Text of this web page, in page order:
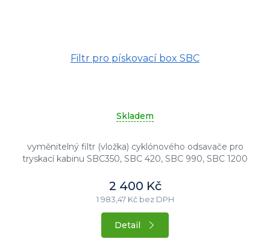
Filtr pro pískovací box SBC
hodnocení
z
5
Skladem
vyměnitelný filtr (vložka) cyklónového odsavače pro
tryskací kabinu SBC350, SBC 420, SBC 990, SBC 1200
2 400 Kč
1 983,47 Kč bez DPH
Detail